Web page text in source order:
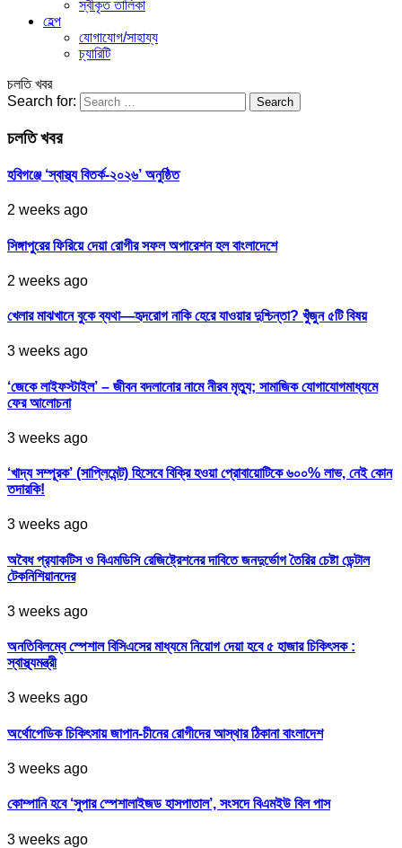
স্বীকৃত তালিকা
হেল্প
যোগাযোগ/সাহায্য
চ্যারিটি
চলতি খবর
Search for:
চলতি খবর
হবিগঞ্জে ‘স্বাস্থ্য বিতর্ক-২০২৬’ অনুষ্ঠিত
2 weeks ago
সিঙ্গাপুরের ফিরিয়ে দেয়া রোগীর সফল অপারেশন হল বাংলাদেশে
2 weeks ago
খেলার মাঝখানে বুকে ব্যথা—হৃদরোগ নাকি হেরে যাওয়ার দুশ্চিন্তা? খুঁজুন ৫টি বিষয়
3 weeks ago
‘জেকে লাইফস্টাইল’ – জীবন বদলানোর নামে নীরব মৃত্যু; সামাজিক যোগাযোগমাধ্যমে
ফের আলোচনা
3 weeks ago
‘খাদ্য সম্পূরক’ (সাপ্লিমেন্ট) হিসেবে বিক্রি হওয়া প্রোবায়োটিকে ৬০০% লাভ, নেই কোন
তদারকি!
3 weeks ago
অবৈধ প্র‍্যাকটিস ও বিএমডিসি রেজিষ্ট্রেশনের দাবিতে জনদুর্ভোগ তৈরির চেষ্টা ডেন্টাল
টেকনিশিয়ানদের
3 weeks ago
অনতিবিলম্বে স্পেশাল বিসিএসের মাধ্যমে নিয়োগ দেয়া হবে ৫ হাজার চিকিৎসক :
স্বাস্থ্যমন্ত্রী
3 weeks ago
অর্থোপেডিক চিকিৎসায় জাপান-চীনের রোগীদের আস্থার ঠিকানা বাংলাদেশ
3 weeks ago
কোম্পানি হবে ‘সুপার স্পেশালাইজড হাসপাতাল’, সংসদে বিএমইউ বিল পাস
3 weeks ago